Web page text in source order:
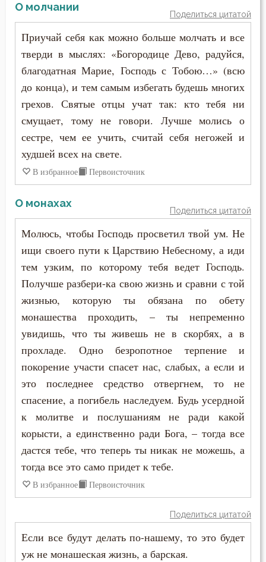
Прошение
Пьянство
Радость
Раздражительность
Рассеянность
Рассуждение
Ропот
Самомнение
Самоубийство
Свобода воли
Священники
Священное Писание
Скорбь
Симеон Благоговейный
Симеон Новый Богослов
Симеон Солунский
Тихон Задонский
Фалассий Ливийский
Феогност
Феодор Студит
Феодор Эдесский
Феодорит Кирский
Феолипт Филадельфийский
Феофан Затворник
Феофил Антиохийский
Филарет Московский (Дроздов)
Филофей Синайский
О молчании
Поделиться цитатой
Приучай себя как можно больше молчать и все
тверди в мыслях: «Богородице Дево, радуйся,
благодатная Марие, Господь с Тобою…» (всю
до конца), и тем самым избегать будешь многих
грехов. Святые отцы учат так: кто тебя ни
смущает, тому не говори. Лучше молись о
сестре, чем ее учить, считай себя негожей и
худшей всех на свете.
В избранное Первоисточник
О монахах
Поделиться цитатой
Молюсь, чтобы Господь просветил твой ум. Не
ищи своего пути к Царствию Небесному, а иди
тем узким, по которому тебя ведет Господь.
Получше разбери-ка свою жизнь и сравни с той
жизнью, которую ты обязана по обету
монашества проходить, – ты непременно
увидишь, что ты живешь не в скорбях, а в
прохладе. Одно безропотное терпение и
покорение участи спасет нас, слабых, а если и
это последнее средство отвергнем, то не
спасение, а погибель наследуем. Будь усердной
к молитве и послушаниям не ради какой
корысти, а единственно ради Бога, – тогда все
дастся тебе, что теперь ты никак не можешь, а
тогда все это само придет к тебе.
В избранное Первоисточник
Поделиться цитатой
Если все будут делать по-нашему, то это будет
уж не монашеская жизнь, а барская.